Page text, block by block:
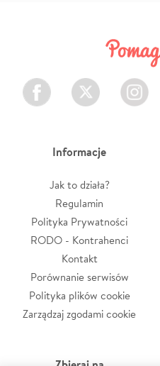
Facebook Twitter Instagram
Informacje
Jak to działa?
Regulamin
Polityka Prywatności
RODO - Kontrahenci
Kontakt
Porównanie serwisów
Polityka plików cookie
Zarządzaj zgodami cookie